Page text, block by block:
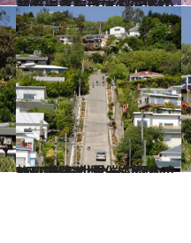
2015.4.27
ニュージーランドの波打ち際に並ぶ エイリアンの卵のような球体の正体は
旅＆お出かけ
2017.5.24
NZにある世界一勾配のきつい道路で 開催されるチャリティイベントとは？
旅＆お出かけ